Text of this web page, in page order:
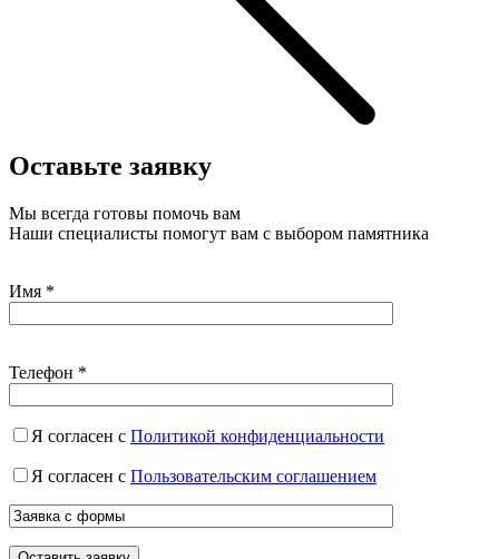
Оставьте заявку
Мы всегда готовы помочь вам
Наши специалисты помогут вам с выбором памятника
Имя *
Телефон *
Я согласен с Политикой конфиденциальности
Я согласен с Пользовательским соглашением